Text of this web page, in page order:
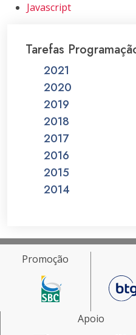
Javascript
Tarefas
2021
2020
2019
2018
2017
2016
2015
2014
Promoção
Apoio